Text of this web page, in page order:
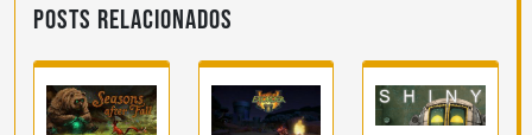
Posts Relacionados